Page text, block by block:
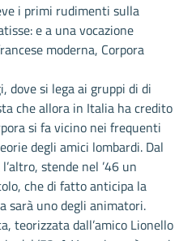
i primi rudimenti sulla
e a una vocazione
moderna, Corpora
dove si lega ai gruppi di di
che allora in Italia ha credito
si fa vicino nei frequenti
degli amici lombardi. Dal
stende nel ’46 un
che di fatto anticipa la
sarà uno degli animatori.
teorizzata dall’amico Lionello